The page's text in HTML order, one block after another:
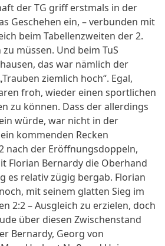
der TG griff erstmals in der
Geschehen ein, – verbunden mit
beim Tabellenzweiten der 2.
müssen. Und beim TuS
das war nämlich der
ziemlich hoch“. Egal,
froh, wieder einen sportlichen
zu können. Dass der allerdings
würde, war nicht in der
kommenden Recken
nach der Eröffnungsdoppeln,
Florian Bernardy die Oberhand
es relativ zügig bergab. Florian
mit seinem glatten Sieg im
2:2 – Ausgleich zu erzielen, doch
über diesen Zwischenstand
Bernardy, Georg von